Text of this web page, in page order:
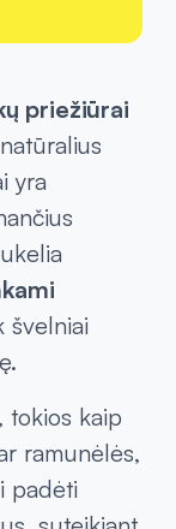
kada kurį
priežiūrai
yra
švelniai